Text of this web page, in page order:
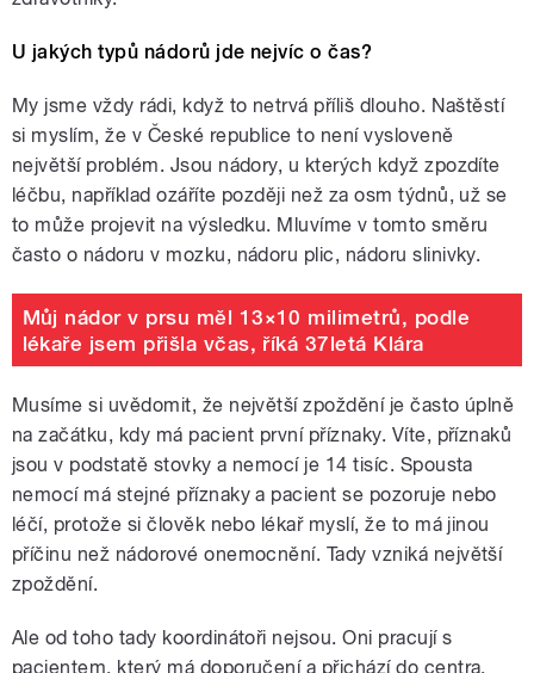
U jakých typů nádorů jde nejvíc o čas?
My jsme vždy rádi, když to netrvá příliš dlouho. Naštěstí
si myslím, že v České republice to není vysloveně
největší problém. Jsou nádory, u kterých když zpozdíte
léčbu, například ozáříte později než za osm týdnů, už se
to může projevit na výsledku. Mluvíme v tomto směru
často o nádoru v mozku, nádoru plic, nádoru slinivky.
Můj nádor v prsu měl 13×10 milimetrů, podle
lékaře jsem přišla včas, říká 37letá Klára
Musíme si uvědomit, že největší zpoždění je často úplně
na začátku, kdy má pacient první příznaky. Víte, příznaků
jsou v podstatě stovky a nemocí je 14 tisíc. Spousta
nemocí má stejné příznaky a pacient se pozoruje nebo
léčí, protože si člověk nebo lékař myslí, že to má jinou
příčinu než nádorové onemocnění. Tady vzniká největší
zpoždění.
Ale od toho tady koordinátoři nejsou. Oni pracují s
pacientem, který má doporučení a přichází do centra.